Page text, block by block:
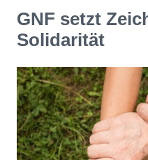
GNF setzt
Solidarität